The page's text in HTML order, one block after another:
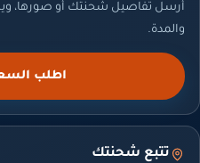
أرسل تفاصيل شحنتك أو صورها،
والمدة.
اطلب
تتبع شحنتك